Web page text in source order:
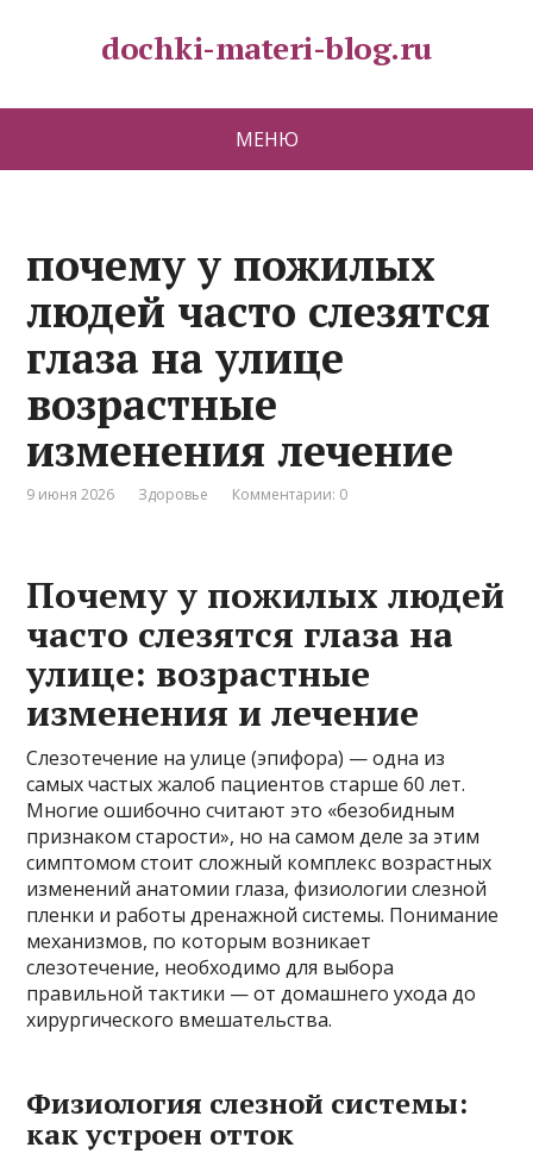
dochki-materi-blog.ru
МЕНЮ
почему у пожилых
людей часто слезятся
глаза на улице
возрастные
изменения лечение
9 июня 2026 Здоровье Комментарии: 0
Почему у пожилых людей
часто слезятся глаза на
улице: возрастные
изменения и лечение
Слезотечение на улице (эпифора) — одна из
самых частых жалоб пациентов старше 60 лет.
Многие ошибочно считают это «безобидным
признаком старости», но на самом деле за этим
симптомом стоит сложный комплекс возрастных
изменений анатомии глаза, физиологии слезной
пленки и работы дренажной системы. Понимание
механизмов, по которым возникает
слезотечение, необходимо для выбора
правильной тактики — от домашнего ухода до
хирургического вмешательства.
Физиология слезной системы:
как устроен отток